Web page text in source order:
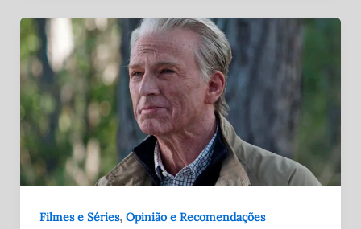
Filmes e Séries, Opinião e Recomendações